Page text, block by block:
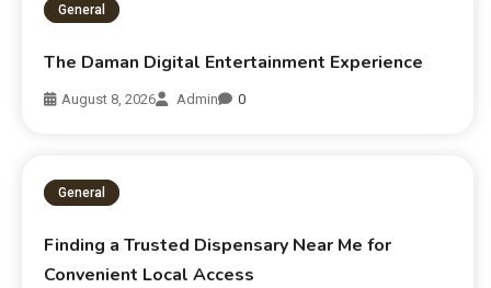
General
The Daman Digital Entertainment Experience
August 8, 2026 Admin 0
General
Finding a Trusted Dispensary Near Me for
Convenient Local Access